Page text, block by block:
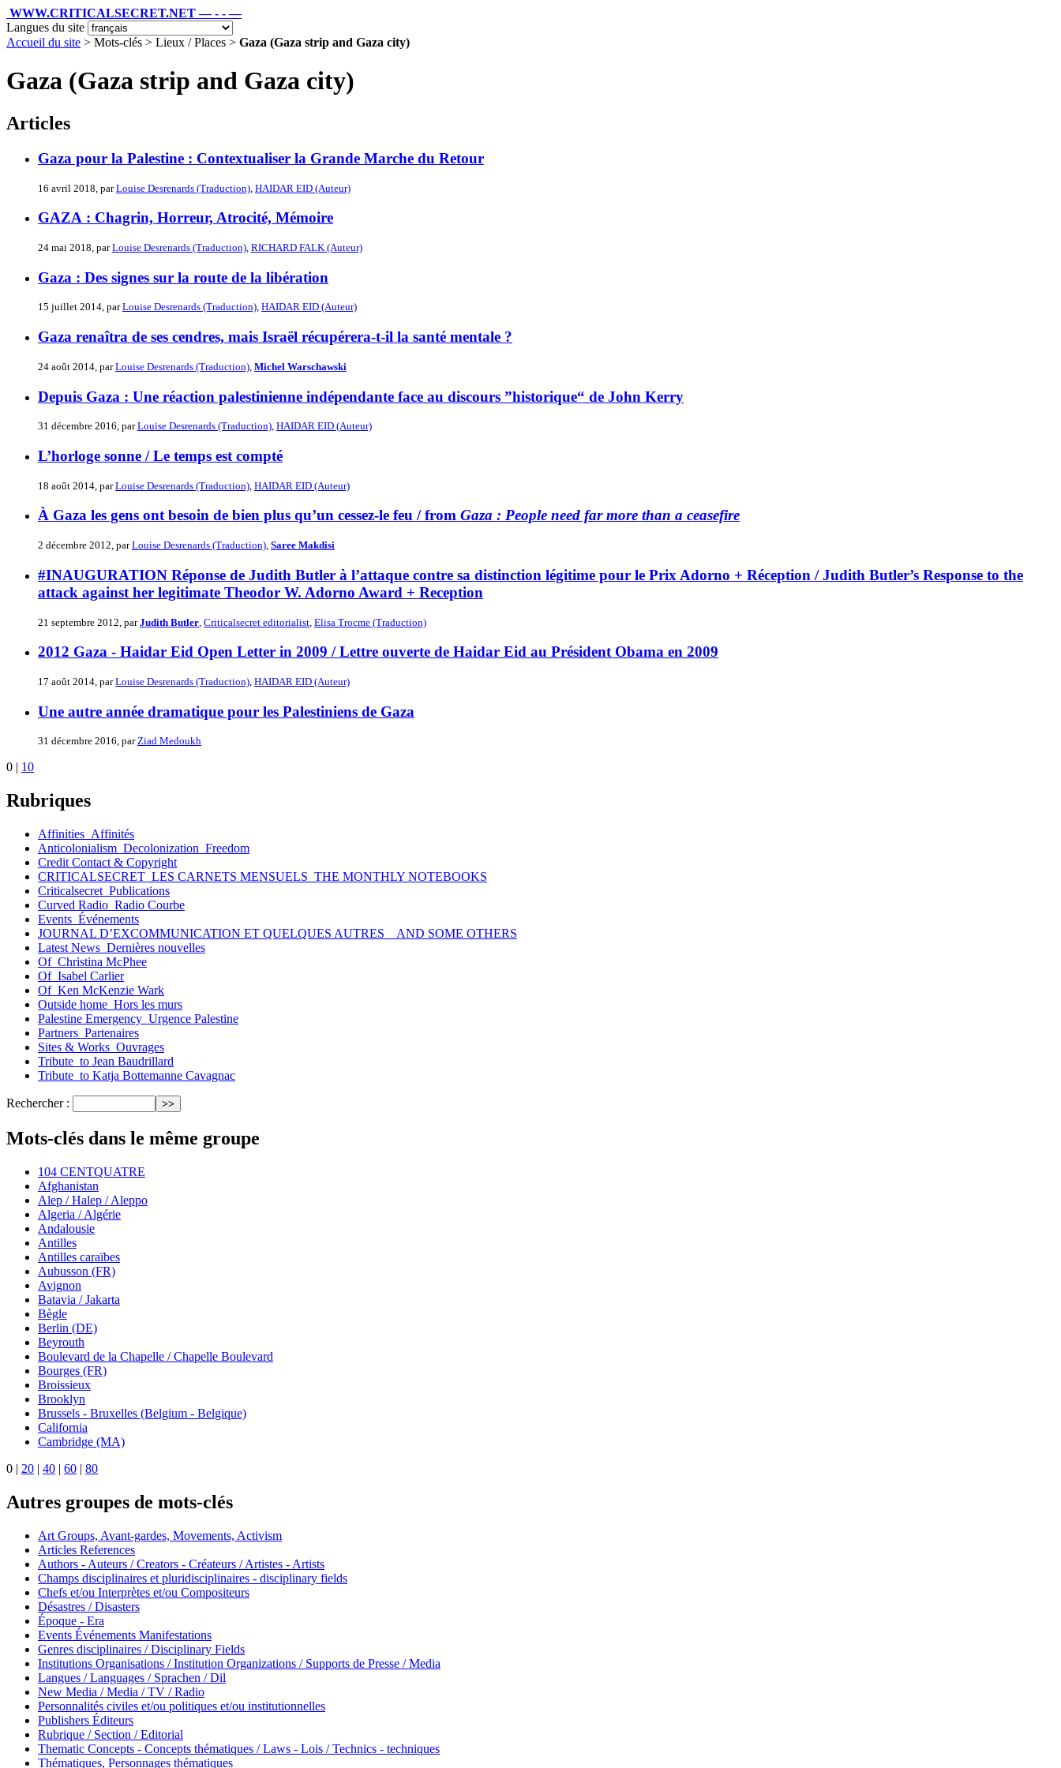
WWW.CRITICALSECRET.NET — - - —
Langues du site
Accueil du site > Mots-clés > Lieux / Places > Gaza (Gaza strip and Gaza city)
Gaza (Gaza strip and Gaza city)
Articles
Gaza pour la Palestine : Contextualiser la Grande Marche du Retour
16 avril 2018, parLouise Desrenards (Traduction) HAIDAR EID (Auteur)
GAZA : Chagrin, Horreur, Atrocité, Mémoire
24 mai 2018, parLouise Desrenards (Traduction) RICHARD FALK (Auteur)
Gaza : Des signes sur la route de la libération
15 juillet 2014, parLouise Desrenards (Traduction), HAIDAR EID (Auteur)
Gaza renaîtra de ses cendres, mais Israël récupérera-t-il la santé mentale ?
24 août 2014, parLouise Desrenards (Traduction) Michel Warschawski
Depuis Gaza : Une réaction palestinienne indépendante face au discours ”historique“ de John Kerry
31 décembre 2016, parLouise Desrenards (Traduction), HAIDAR EID (Auteur)
L’horloge sonne / Le temps est compté
18 août 2014, parLouise Desrenards (Traduction) HAIDAR EID (Auteur)
À Gaza les gens ont besoin de bien plus qu’un cessez-le feu / from Gaza : People need far more than a ceasefire
2 décembre 2012, parLouise Desrenards (Traduction), Saree Makdisi
#INAUGURATION Réponse de Judith Butler à l’attaque contre sa distinction légitime pour le Prix Adorno + Réception / Judith Butler’s Response to the
attack against her legitimate Theodor W. Adorno Award + Reception
21 septembre 2012, parJudith Butler Criticalsecret editorialist Elisa Trocme (Traduction)
2012 Gaza - Haidar Eid Open Letter in 2009 / Lettre ouverte de Haidar Eid au Président Obama en 2009
17 août 2014, parLouise Desrenards (Traduction), HAIDAR EID (Auteur)
Une autre année dramatique pour les Palestiniens de Gaza
31 décembre 2016, parZiad Medoukh
0 | 10
Rubriques
Affinities_Affinités
Anticolonialism_Decolonization_Freedom
Credit Contact & Copyright
CRITICALSECRET_LES CARNETS MENSUELS_THE MONTHLY NOTEBOOKS
Criticalsecret_Publications
Curved Radio_Radio Courbe
Events_Événements
JOURNAL D’EXCOMMUNICATION ET QUELQUES AUTRES _ AND SOME OTHERS
Latest News_Dernières nouvelles
Of_Christina McPhee
Of_Isabel Carlier
Of_Ken McKenzie Wark
Outside home_Hors les murs
Palestine Emergency_Urgence Palestine
Partners_Partenaires
Sites & Works_Ouvrages
Tribute_to Jean Baudrillard
Tribute_to Katja Bottemanne Cavagnac
Rechercher :
Mots-clés dans le même groupe
104 CENTQUATRE
Afghanistan
Alep / Halep / Aleppo
Algeria / Algérie
Andalousie
Antilles
Antilles caraïbes
Aubusson (FR)
Avignon
Batavia / Jakarta
Bègle
Berlin (DE)
Beyrouth
Boulevard de la Chapelle / Chapelle Boulevard
Bourges (FR)
Broissieux
Brooklyn
Brussels - Bruxelles (Belgium - Belgique)
California
Cambridge (MA)
0 | 20 | 40 | 60 | 80
Autres groupes de mots-clés
Art Groups, Avant-gardes, Movements, Activism
Articles References
Authors - Auteurs / Creators - Créateurs / Artistes - Artists
Champs disciplinaires et pluridisciplinaires - disciplinary fields
Chefs et/ou Interprètes et/ou Compositeurs
Désastres / Disasters
Époque - Era
Events Événements Manifestations
Genres disciplinaires / Disciplinary Fields
Institutions Organisations / Institution Organizations / Supports de Presse / Media
Langues / Languages / Sprachen / Dil
New Media / Media / TV / Radio
Personnalités civiles et/ou politiques et/ou institutionnelles
Publishers Éditeurs
Rubrique / Section / Editorial
Thematic Concepts - Concepts thématiques / Laws - Lois / Technics - techniques
Thématiques, Personnages thématiques